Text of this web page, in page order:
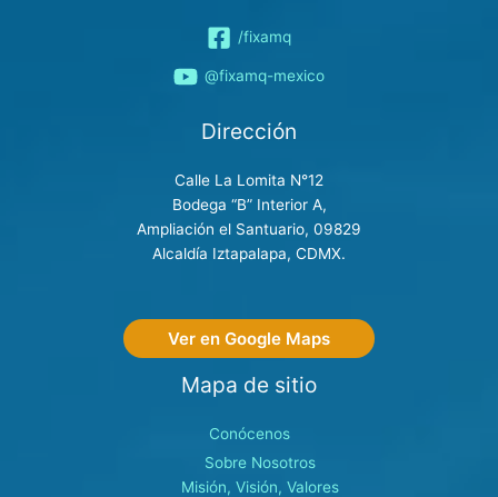
/fixamq
@fixamq-mexico
Dirección
Calle La Lomita N°12
Bodega “B” Interior A,
Ampliación el Santuario, 09829
Alcaldía Iztapalapa, CDMX.
Ver en Google Maps
Mapa de sitio
Conócenos
Sobre Nosotros
Misión, Visión, Valores